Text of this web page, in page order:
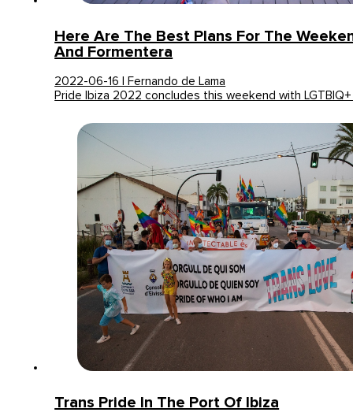
Here Are The Best Plans For The
And Formentera
2022-06-16 | Fernando de Lama
Pride Ibiza 2022 concludes this weekend with
Trans Pride In The Port Of Ibiza